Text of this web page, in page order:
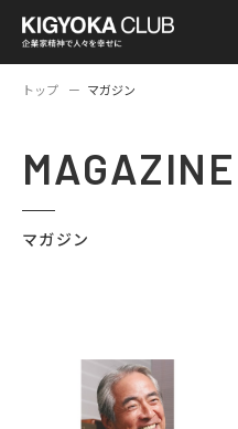
トップ マガジン
MAGAZINE
マガジン